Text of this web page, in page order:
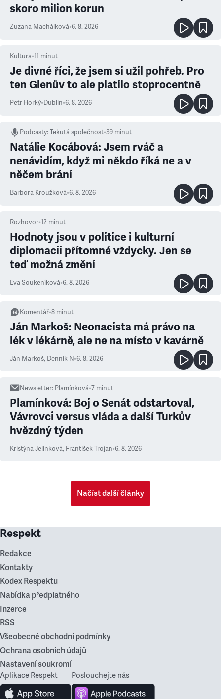
skoro milion korun
Zuzana Machálková•6. 8. 2026
Kultura•11 minut
Je divné říci, že jsem si užil pohřeb. Pro
ten Glenův to ale platilo stoprocentně
Petr Horký•Dublin•6. 8. 2026
Podcasty:Tekutá společnost•39 minut
Natálie Kocábová: Jsem rváč a
nenávidím, když mi někdo říká ne a v
něčem brání
Barbora Kroužková•6. 8. 2026
Rozhovor•12 minut
Hodnoty jsou v politice i kulturní
diplomacii přítomné vždycky. Jen se
teď možná změní
Eva Soukeníková•6. 8. 2026
Komentář•8 minut
Ján Markoš: Neonacista má právo na
lék v lékárně, ale ne na místo v kavárně
Ján Markoš, Denník N•6. 8. 2026
Newsletter: Plamínková•7 minut
Plamínková: Boj o Senát odstartoval,
Vávrovci versus vláda a další Turkův
hvězdný týden
Kristýna Jelínková, František Trojan•6. 8. 2026
Načíst další články
Respekt
Redakce
Kontakty
Kodex Respektu
Nabídka předplatného
Inzerce
RSS
Všeobecné obchodní podmínky
Ochrana osobních údajů
Nastavení soukromí
Aplikace Respekt Poslouchejte nás